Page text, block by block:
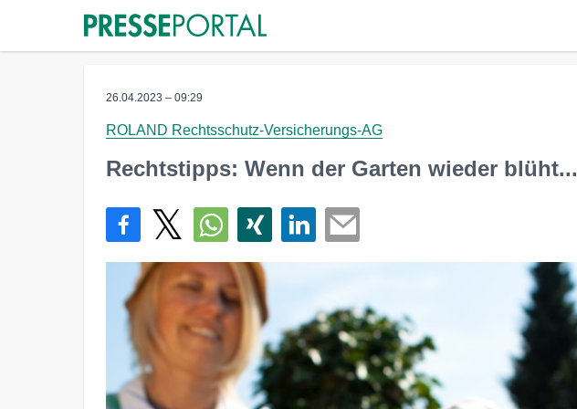
26.04.2023 – 09:29
ROLAND Rechtsschutz-Versicherungs-AG
Rechtstipps: Wenn der Garten wieder blüht...